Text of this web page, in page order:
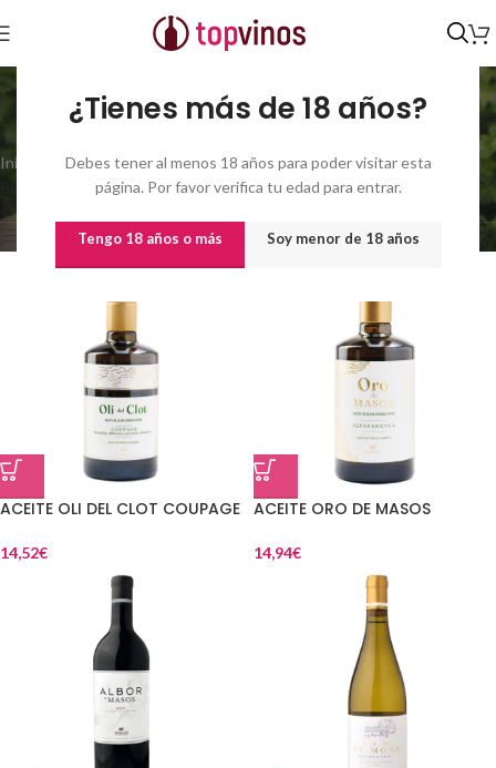
¿Tienes más de 18 años?
Debes tener al menos 18 años para poder visitar esta
página. Por favor verifica tu edad para entrar.
Tengo 18 años o más Soy menor de 18 años
Bodega Masos de
Guadalest
Inicio Productor del producto/
Bodega Masos de Guadalest
Mostrando los 6
resultados
Show sidebar
ACEITE OLI DEL CLOT COUPAGE
14,52€
ACEITE ORO DE MASOS
14,94€